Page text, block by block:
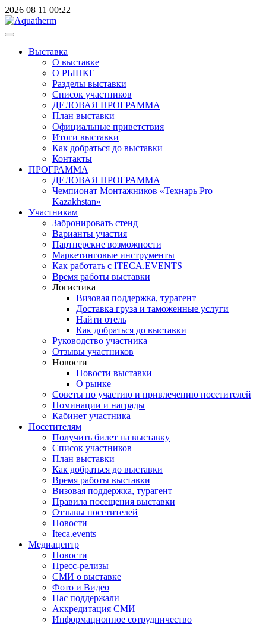
2026 08 11 00:22
Выставка
О выставке
О РЫНКЕ
Разделы выставки
Список участников
ДЕЛОВАЯ ПРОГРАММА
План выставки
Официальные приветствия
Итоги выставки
Как добраться до выставки
Контакты
ПРОГРАММА
ДЕЛОВАЯ ПРОГРАММА
Чемпионат Монтажников «Технарь Pro
Kazakhstan»
Участникам
Забронировать стенд
Варианты участия
Партнерские возможности
Маркетинговые инструменты
Как работать с ITECA.EVENTS
Время работы выставки
Логистика
Визовая поддержка, турагент
Доставка груза и таможенные услуги
Найти отель
Как добраться до выставки
Руководство участника
Отзывы участников
Новости
Новости выставки
О рынке
Советы по участию и привлечению посетителей
Номинации и награды
Кабинет участника
Посетителям
Получить билет на выставку
Список участников
План выставки
Как добраться до выставки
Время работы выставки
Визовая поддержка, турагент
Правила посещения выставки
Отзывы посетителей
Новости
Iteca.events
Медиацентр
Новости
Пресс-релизы
СМИ о выставке
Фото и Видео
Нас поддержали
Аккредитация СМИ
Информационное сотрудничество